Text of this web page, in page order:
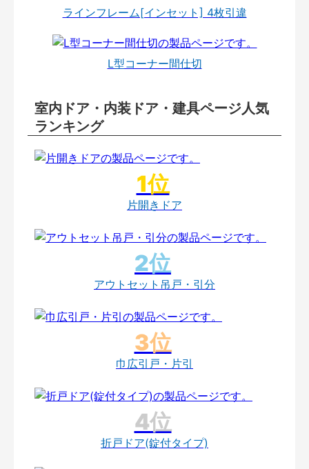
ラインフレーム[インセット] 4枚引違
L型コーナー間仕切
室内ドア・内装ドア・建具ページ人気
ランキング
片開きドア
アウトセット吊戸・引分
巾広引戸・片引
折戸ドア(錠付タイプ)